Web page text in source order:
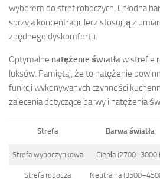
wyborem do stref roboczych. Chłodna
sprzyja koncentracji, lecz stosuj ją z
zbędnego dyskomfortu.
Optymalne natężenie światła w strefie
luksów. Pamiętaj, że to natężenie
funkcji wykonywanych czynności
zalecenia dotyczące barwy i natężenia
Strefa Barwa światła
Strefa wypoczynkowa Ciepła (2700–3000
Strefa robocza Neutralna